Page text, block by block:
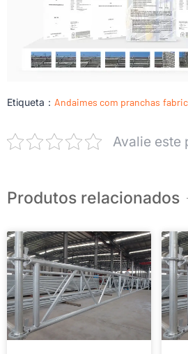
Etiqueta： Andaimes com pranchas
Avalie este
Produtos relacionados